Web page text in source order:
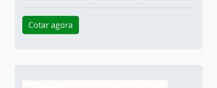
Cotar agora